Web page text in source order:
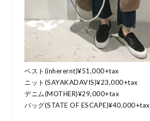
ベスト(inherernt)¥51,000+tax
ニット(SAYAKADAVIS)¥23,000+tax
デニム(MOTHER)¥29,000+tax
バッグ(STATE OF ESCAPE)¥40,000+tax